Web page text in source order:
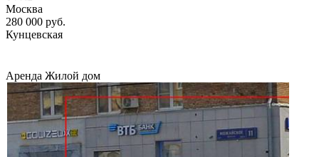
Москва
280 000 руб.
Кунцевская
Аренда Жилой дом